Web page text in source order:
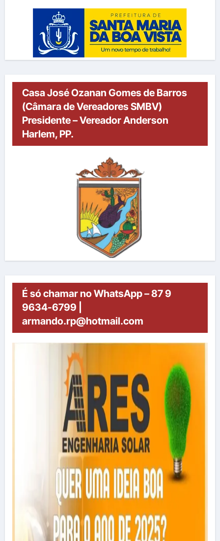
Casa José Ozanan Gomes de Barros
(Câmara de Vereadores SMBV)
Presidente – Vereador Anderson
Harlem, PP.
É só chamar no WhatsApp – 87 9
9634-6799 |
armando.rp@hotmail.com